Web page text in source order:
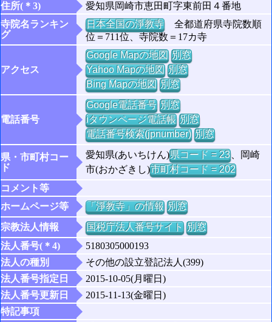
住所(＊3)
愛知県岡崎市恵田町字東前田４番地
寺院名ランキン
グ
日本全国の淨教寺全都道府県寺院数順
位＝711位、寺院数＝17カ寺
アクセス
Google Mapの地図 別窓
Yahoo Mapの地図 別窓
Bing Mapの地図 別窓
電話番号
Google電話番号 別窓
iタウンページ電話帳 別窓
電話番号検索(jpnumber) 別窓
県・市町村コー
ド
愛知県(あいちけん)県コード = 23、岡崎
市(おかざきし)市町村コード = 202
コメント等
ホームページ等
「淨教寺」の情報 別窓
宗教法人情報
国税庁法人番号サイト 別窓
法人番号(＊4)
5180305000193
法人の種別
その他の設立登記法人(399)
法人番号指定日
2015-10-05(月曜日)
法人番号更新日
2015-11-13(金曜日)
特記事項